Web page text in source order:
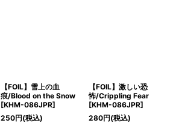
【FOIL】雪上の血
痕/Blood on the Snow
[KHM-086JPR]
250円(税込)
【FOIL】激しい恐
怖/Crippling Fear
[KHM-086JPR]
280円(税込)